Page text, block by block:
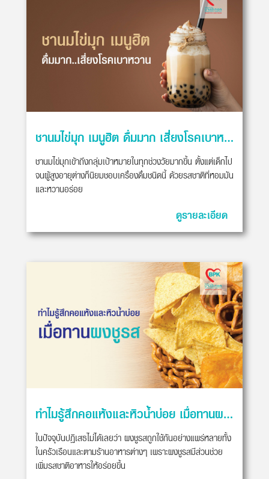
ชานมไข่มุก เมนูฮิต ดื่มมาก เสี่ยงโรคเบาหวาน
ชานมไข่มุกเข้าถึงกลุ่มเป้าหมายในทุกช่วงวัยมากขึ้น ตั้งแต่เด็กไป
จนผู้สูงอายุต่างก็นิยมชอบเครื่องดื่มชนิดนี้ ด้วยรสชาติที่หอมมัน
และหวานอร่อย
ดูรายละเอียด
ทำไมรู้สึกคอแห้งและหิวน้ำบ่อย เมื่อทานผงชูรส
ในปัจจุบันปฏิเสธไม่ได้เลยว่า ผงชูรสถูกใช้กันอย่างแพร่หลายทั้ง
ในครัวเรือนและตามร้านอาหารต่างๆ เพราะผงชูรสมีส่วนช่วย
เพิ่มรสชาติอาหารให้อร่อยขึ้น